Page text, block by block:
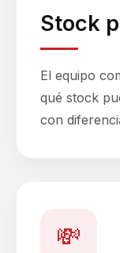
Stock
El equipo
qué stock
con
💸